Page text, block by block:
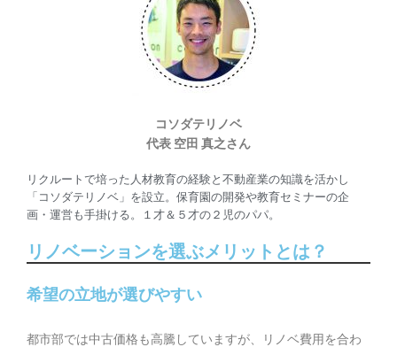
コソダテリノベ
代表 空田 真之さん
リクルートで培った人材教育の経験と不動産業の知識を活かし
「コソダテリノベ」を設立。保育園の開発や教育セミナーの企
画・運営も手掛ける。１才＆５才の２児のパパ。
リノベーションを選ぶメリットとは？
希望の立地が選びやすい
都市部では中古価格も高騰していますが、リノベ費用を合わ